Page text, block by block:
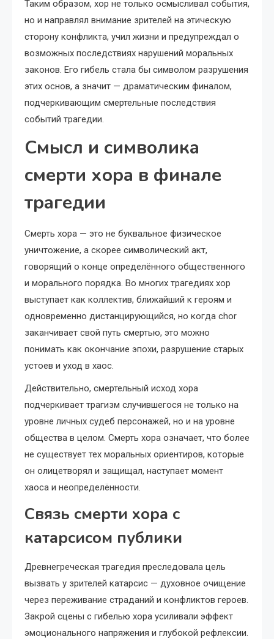
Таким образом, хор не только осмысливал события,
но и направлял внимание зрителей на этическую
сторону конфликта, учил жизни и предупреждал о
возможных последствиях нарушений моральных
законов. Его гибель стала бы символом разрушения
этих основ, а значит — драматическим финалом,
подчеркивающим смертельные последствия
событий трагедии.
Смысл и символика
смерти хора в финале
трагедии
Смерть хора — это не буквальное физическое
уничтожение, а скорее символический акт,
говорящий о конце определённого общественного
и морального порядка. Во многих трагедиях хор
выступает как коллектив, ближайший к героям и
одновременно дистанцирующийся, но когда chor
заканчивает свой путь смертью, это можно
понимать как окончание эпохи, разрушение старых
устоев и уход в хаос.
Действительно, смертельный исход хора
подчеркивает трагизм случившегося не только на
уровне личных судеб персонажей, но и на уровне
общества в целом. Смерть хора означает, что более
не существует тех моральных ориентиров, которые
он олицетворял и защищал, наступает момент
хаоса и неопределённости.
Связь смерти хора с
катарсисом публики
Древнегреческая трагедия преследовала цель
вызвать у зрителей катарсис — духовное очищение
через переживание страданий и конфликтов героев.
Закрой сцены с гибелью хора усиливали эффект
эмоционального напряжения и глубокой рефлексии.